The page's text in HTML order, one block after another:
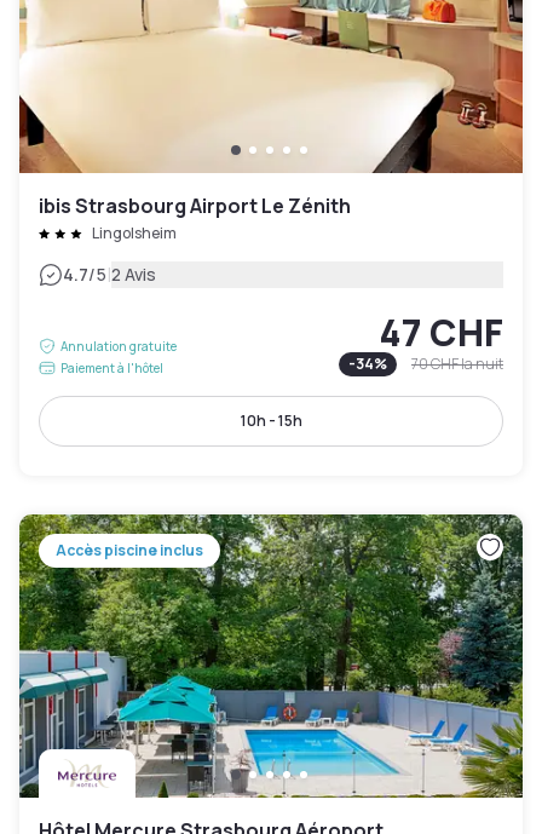
ibis Strasbourg Airport Le Zénith
Lingolsheim
4.7/5|2 Avis
Annulation gratuite
Paiement à l'hôtel
47 CHF
-34% 70 CHFla nuit
10h - 15h
Accès piscine inclus